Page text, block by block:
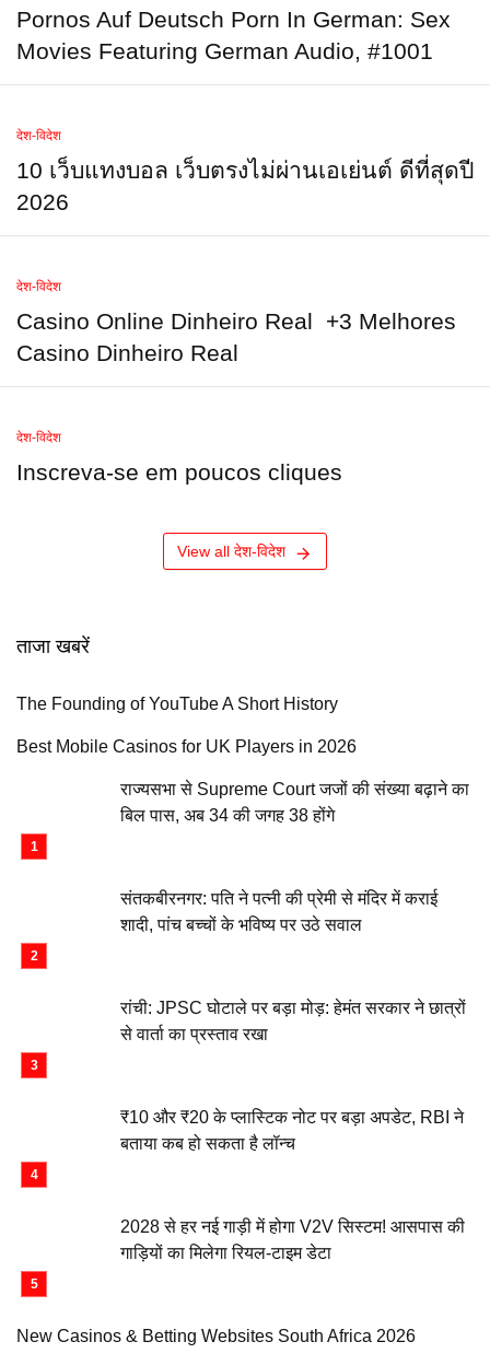
Pornos Auf Deutsch Porn In German: Sex
Movies Featuring German Audio, #1001
देश-विदेश
10 เว็บแทงบอล เว็บตรงไม่ผ่านเอเย่นต์ ดีที่สุดปี
2026
देश-विदेश
Casino Online Dinheiro Real ️ +3 Melhores
Casino Dinheiro Real
देश-विदेश
Inscreva-se em poucos cliques
View all देश-विदेश
ताजा खबरें
The Founding of YouTube A Short History
Best Mobile Casinos for UK Players in 2026
राज्यसभा से Supreme Court जजों की संख्या बढ़ाने का
बिल पास, अब 34 की जगह 38 होंगे
संतकबीरनगर: पति ने पत्नी की प्रेमी से मंदिर में कराई
शादी, पांच बच्चों के भविष्य पर उठे सवाल
रांची: JPSC घोटाले पर बड़ा मोड़: हेमंत सरकार ने छात्रों
से वार्ता का प्रस्ताव रखा
₹10 और ₹20 के प्लास्टिक नोट पर बड़ा अपडेट, RBI ने
बताया कब हो सकता है लॉन्च
2028 से हर नई गाड़ी में होगा V2V सिस्टम! आसपास की
गाड़ियों का मिलेगा रियल-टाइम डेटा
New Casinos & Betting Websites South Africa 2026